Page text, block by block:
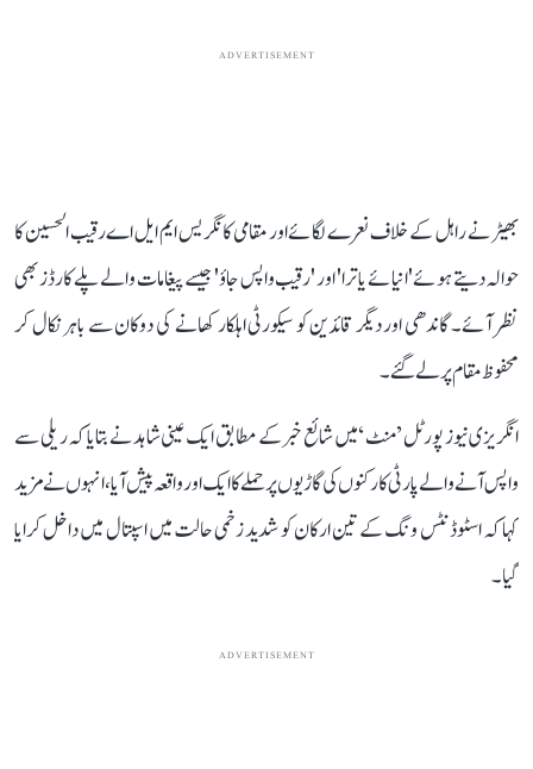
ADVERTISEMENT
بھیڑ نے راہل کے خلاف نعرے لگائے اور مقامی کانگریس ایم ایل اے رقیب الحسین کا
حوالہ دیتے ہوئے 'انیائے یاترا' اور 'رقیب واپس جاؤ' جیسے پیغامات والے پلے کارڈز بھی
نظر آئے۔ گاندھی اور دیگر قائدین کو سیکورٹی اہلکار کھانے کی دوکان سے باہر نکال کر
محفوظ مقام پر لے گئے۔
انگریزی نیوز پورٹل ’منٹ ‘ میں شائع خبر کے مطابق ایک عینی شاہد نے بتایا کہ ریلی سے
واپس آنے والے پارٹی کارکنوں کی گاڑیوں پر حملے کا ایک اور واقعہ پیش آیا، انہوں نے مزید
کہا کہ اسٹوڈنٹس ونگ کے تین ارکان کو شدید زخمی حالت میں اسپتال میں داخل کرایا
گیا۔
ADVERTISEMENT